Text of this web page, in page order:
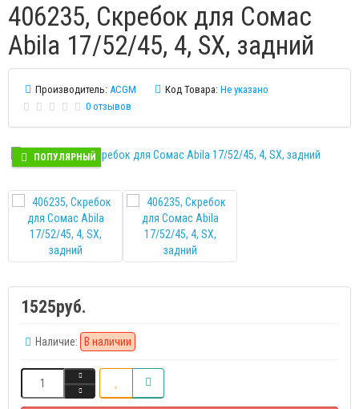
406235, Скребок для Сомас
Abila 17/52/45, 4, SX, задний
Производитель: ACGM Код Товара: Не указано
0 отзывов
ПОПУЛЯРНЫЙ
1525руб.
Наличие: В наличии